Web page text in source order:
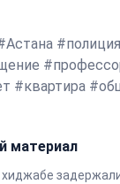
Астана полиция
квартира
материал
хиджабе